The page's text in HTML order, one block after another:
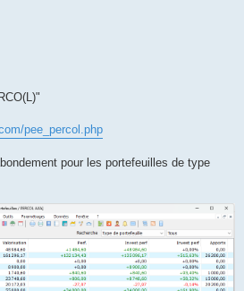
pee_percol.php
pour les portefeuilles de type